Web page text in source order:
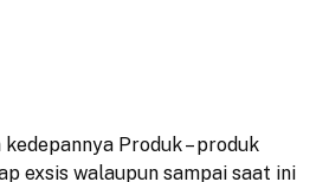
Produk – produk
exsis walaupun sampai saat ini